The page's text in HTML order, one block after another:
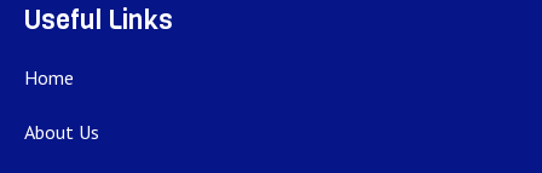
Useful Links
Home
About Us